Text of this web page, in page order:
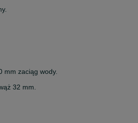
mm zaciąg wody.
32 mm.